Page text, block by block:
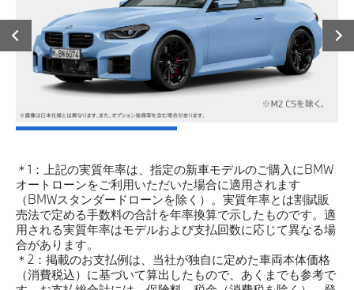
＊1：上記の実質年率は、指定の新車モデルのご購入にBMW
オートローンをご利用いただいた場合に適用されます
（BMWスタンダードローンを除く）。実質年率とは割賦販
売法で定める手数料の合計を年率換算で示したものです。適
用される実質年率はモデルおよび支払回数に応じて異なる場
合があります。
＊2：掲載のお支払例は、当社が独自に定めた車両本体価格
（消費税込）に基づいて算出したもので、あくまでも参考で